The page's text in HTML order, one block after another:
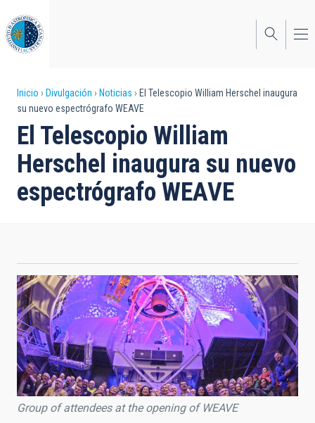
al
contenido
principal
Sobrescribir
enlaces
de
ayuda
a
Inicio Divulgación Noticias
El Telescopio William Herschel inaugura
su nuevo espectrógrafo WEAVE
El Telescopio William
Herschel inaugura su nuevo
espectrógrafo WEAVE
Group of attendees at the opening of WEAVE